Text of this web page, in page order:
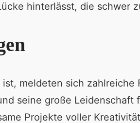
hinterlässt, die schwer
ist, meldeten sich zahlreiche
seine große Leidenschaft
Projekte voller